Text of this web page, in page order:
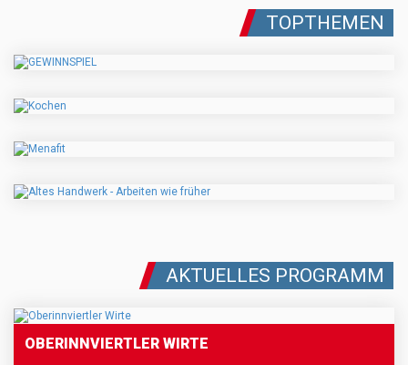
TOPTHEMEN
AKTUELLES PROGRAMM
OBERINNVIERTLER WIRTE